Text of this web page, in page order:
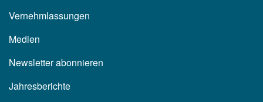
Vernehmlassungen
Medien
Newsletter abonnieren
Jahresberichte